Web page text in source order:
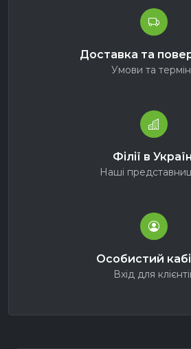
Доставка та
Умови та
Філії в
Наші
Особистий
Вхід для